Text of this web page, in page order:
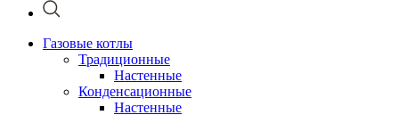
Газовые котлы
Традиционные
Настенные
Конденсационные
Настенные